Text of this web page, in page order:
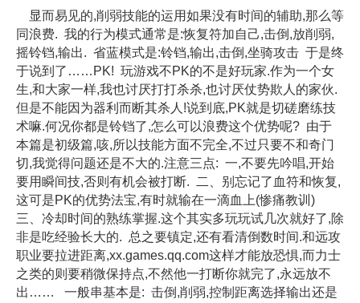
显而易见的,削弱技能的运用如果没有时间的辅助,那么等
同浪费. 我的行为模式通常是:恢复符加自己,击倒,放削弱,
摇铃铛,输出. 省蓝模式是:铃铛,输出,击倒,坐骑攻击 于是终
于说到了……PK! 玩游戏不PK的不是好玩家.作为一个女
生,和大家一样,我也讨厌打打杀杀,也讨厌仗势欺人的家伙.
但是不能因为器利而断其杀人!说到底,PK就是切磋磨练技
术嘛.何况你都是铃铛了,怎么可以浪费这个优势呢? 由于
本篇是初级篇,咳,所以技能方面不完全,不过只要不和奇门
切,我觉得问题还是不大的.注意三点: 一,不要先吟唱,开始
要用瞬间技,否则有机会被打断. 二、别忘记了血符和恢复,
这可是PK的优势法宝,有时就输在一滴血上(惨痛教训)
三、冷却时间的熟练掌握.这个其实多玩玩试几次就好了,除
非是吃经验长大的. 总之要镇定,还有看清倒数时间.和远攻
职业要拉进距离,xx.games.qq.com这样才能放恐惧,而力士
之类的则要稍微保持点,不然他一打断你就完了,永远放不
出…… 一般串基本是: 击倒,削弱,控制距离选择输出还是